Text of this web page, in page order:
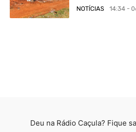
NOTÍCIAS 14:34 -
Deu na Rádio Caçula? Fique